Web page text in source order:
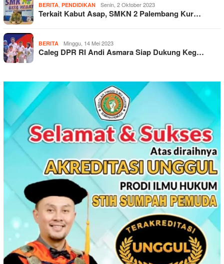
BERITA, PENDIDIKAN Senin, 2 Oktober 2023
Terkait Kabut Asap, SMKN 2 Palembang Kur…
BERITA Minggu, 14 Mei 2023
Caleg DPR RI Andi Asmara Siap Dukung Keg…